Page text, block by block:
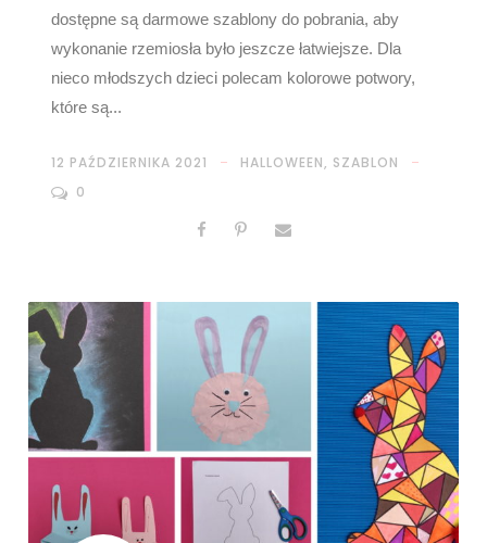
dostępne są darmowe szablony do pobrania, aby
wykonanie rzemiosła było jeszcze łatwiejsze. Dla
nieco młodszych dzieci polecam kolorowe potwory,
które są...
12 PAŹDZIERNIKA 2021 HALLOWEEN, SZABLON
0